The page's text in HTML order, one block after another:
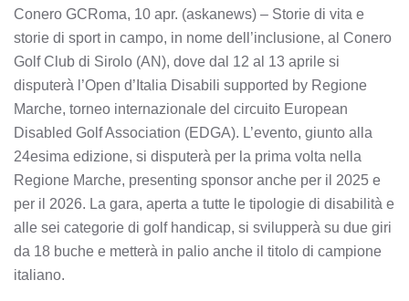
Conero GCRoma, 10 apr. (askanews) – Storie di vita e
storie di sport in campo, in nome dell’inclusione, al Conero
Golf Club di Sirolo (AN), dove dal 12 al 13 aprile si
disputerà l’Open d’Italia Disabili supported by Regione
Marche, torneo internazionale del circuito European
Disabled Golf Association (EDGA). L’evento, giunto alla
24esima edizione, si disputerà per la prima volta nella
Regione Marche, presenting sponsor anche per il 2025 e
per il 2026. La gara, aperta a tutte le tipologie di disabilità e
alle sei categorie di golf handicap, si svilupperà su due giri
da 18 buche e metterà in palio anche il titolo di campione
italiano.